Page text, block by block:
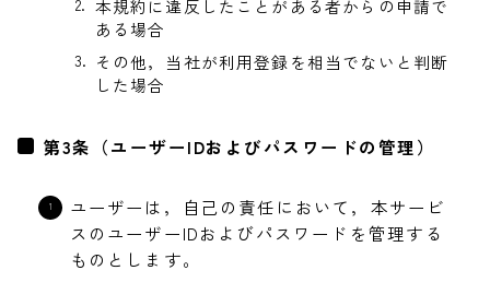
本規約に違反したことがある者からの申請で
ある場合
その他，当社が利用登録を相当でないと判断
した場合
第3条（ユーザーIDおよびパスワードの管理）
ユーザーは，自己の責任において，本サービ
スのユーザーIDおよびパスワードを管理する
ものとします。